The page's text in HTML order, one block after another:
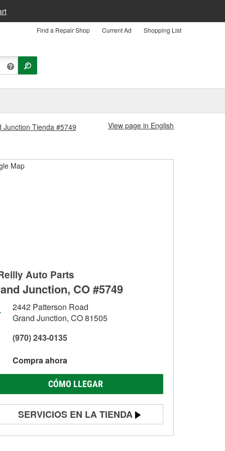
Find a Repair Shop Current Ad Shopping List
Junction Tienda #5749
View page in English
Auto Parts
Junction, CO #5749
2442 Patterson Road
Grand Junction, CO 81505
(970) 243-0135
Compra ahora
CÓMO LLEGAR
SERVICIOS EN LA TIENDA
Prueba de batería